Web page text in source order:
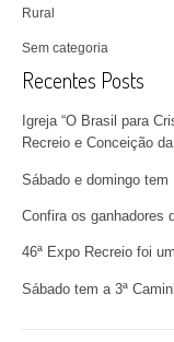
Rural
Sem categoria
Recentes Posts
Igreja “O Brasil para
Recreio e Conceição
Sábado e domingo
Confira os ganhadores
46ª Expo Recreio foi
Sábado tem a 3ª